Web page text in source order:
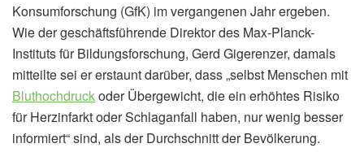
Konsumforschung (GfK) im vergangenen Jahr ergeben.
Wie der geschäftsführende Direktor des Max-Planck-
Instituts für Bildungsforschung, Gerd Gigerenzer, damals
mitteilte sei er erstaunt darüber, dass „selbst Menschen mit
Bluthochdruckoder Übergewicht, die ein erhöhtes Risiko
für Herzinfarkt oder Schlaganfall haben, nur wenig besser
informiert“ sind, als der Durchschnitt der Bevölkerung.